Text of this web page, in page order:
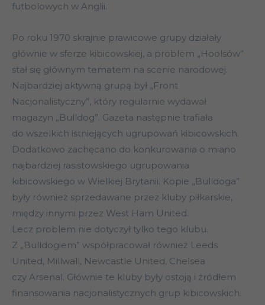
futbolowych w Anglii.
Po roku 1970 skrajnie prawicowe grupy działały
głównie w sferze kibicowskiej, a problem „Hoolsów”
stał się głównym tematem na scenie narodowej.
Najbardziej aktywną grupą był „Front
Nacjonalistyczny”, który regularnie wydawał
magazyn „Bulldog”. Gazeta następnie trafiała
do wszelkich istniejących ugrupowań kibicowskich.
Dodatkowo zachęcano do konkurowania o miano
najbardziej rasistowskiego ugrupowania
kibicowskiego w Wielkiej Brytanii. Kopie „Bulldoga”
były również sprzedawane przez kluby piłkarskie,
między innymi przez West Ham United.
Lecz problem nie dotyczył tylko tego klubu.
Z „Bulldogiem” współpracował również Leeds
United, Millwall, Newcastle United, Chelsea
czy Arsenal. Głównie te kluby były ostoją i źródłem
finansowania nacjonalistycznych grup kibicowskich.